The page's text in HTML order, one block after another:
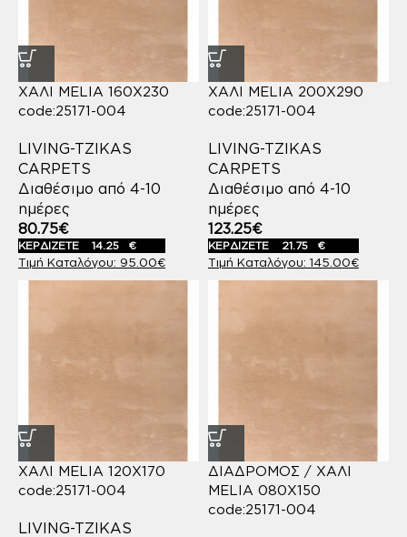
ΧΑΛΙ MELIA 160X230
code:25171-004
LIVING-TZIKAS
CARPETS
Διαθέσιμο από 4-10
ημέρες
95.00€
80.75€
ΚΕΡΔΙΖΕΤΕ 14.25 €
ΧΑΛΙ MELIA 200X290
code:25171-004
LIVING-TZIKAS
CARPETS
Διαθέσιμο από 4-10
ημέρες
145.00€
123.25€
ΚΕΡΔΙΖΕΤΕ 21.75 €
ΧΑΛΙ MELIA 120X170
code:25171-004
LIVING-TZIKAS
ΔΙΑΔΡΟΜΟΣ / ΧΑΛΙ
MELIA 080X150
code:25171-004